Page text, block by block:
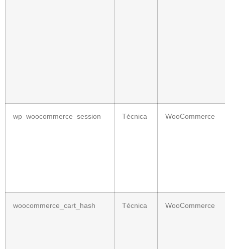
wp_woocommerce_session Técnica WooCommerce
woocommerce_cart_hash Técnica WooCommerce